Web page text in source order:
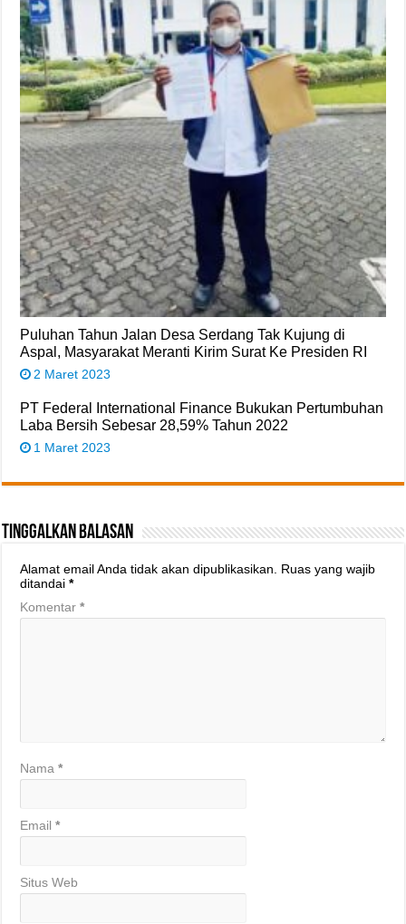
Puluhan Tahun Jalan Desa Serdang Tak Kujung di
Aspal, Masyarakat Meranti Kirim Surat Ke Presiden RI
2 Maret 2023
PT Federal International Finance Bukukan Pertumbuhan
Laba Bersih Sebesar 28,59% Tahun 2022
1 Maret 2023
Tinggalkan Balasan
Alamat email Anda tidak akan dipublikasikan.
Ruas yang wajib
ditandai*
Komentar*
Nama*
Email*
Situs Web